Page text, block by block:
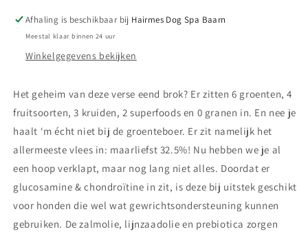
Afhaling is beschikbaar bij Hairmes Dog Spa Baarn
Meestal klaar binnen 24 uur
Winkelgegevens bekijken
Het geheim van deze verse eend brok? Er zitten 6 groenten, 4
fruitsoorten, 3 kruiden, 2 superfoods en 0 granen in. En nee je
haalt ‘m écht niet bij de groenteboer. Er zit namelijk het
allermeeste vlees in: maarliefst 32.5%! Nu hebben we je al
een hoop verklapt, maar nog lang niet alles. Doordat er
glucosamine & chondroïtine in zit, is deze bij uitstek geschikt
voor honden die wel wat gewrichtsondersteuning kunnen
gebruiken. De zalmolie, lijnzaadolie en prebiotica zorgen